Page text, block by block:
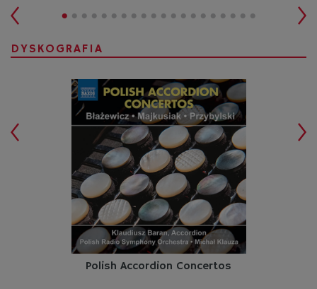
• • • • • • • • • • • • • • • • • • • •
DYSKOGRAFIA
Polish Accordion Concertos